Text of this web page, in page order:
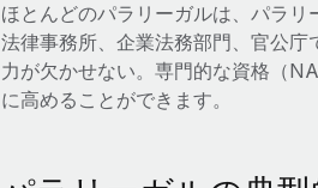
ほとんどのパラリーガルは、パラ
法律事務所、企業法務部門、官公
力が欠かせない。専門的な資格（
に高めることができます。